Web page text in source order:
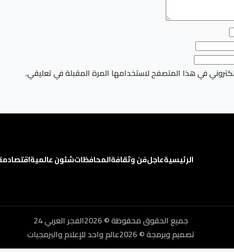
في هذا المتصفح لاستخدامها المرة المقبلة في تعليقي.
الرئيسيةعاجلفن وثقافةالمحافظاتشئون عالميةاقتصاد
جميع الحقوق محفوظة © 2026الفجر العربي 24
تصميم وبرمجة © 2026عالم واحد للإعلام والبرمجيات